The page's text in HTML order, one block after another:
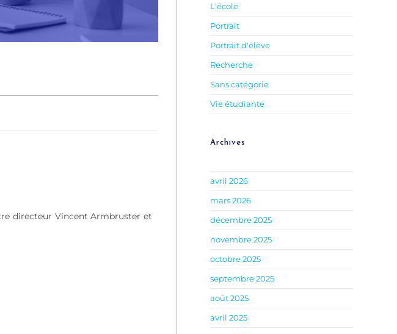
directeur Vincent Armbruster et
L'école
Portrait
Portrait d'élève
Recherche
Sans catégorie
Vie étudiante
Archives
avril 2026
mars 2026
décembre 2025
novembre 2025
octobre 2025
septembre 2025
août 2025
avril 2025